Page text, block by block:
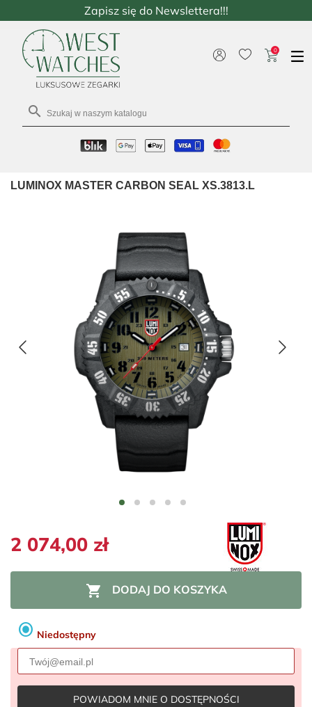

0
Zapisz się do Newslettera!!!
LUMINOX MASTER CARBON SEAL XS.3813.L
2 074,00 zł
 DODAJ DO KOSZYKA
radio_button_checked Niedostępny
POWIADOM MNIE O DOSTĘPNOŚCI